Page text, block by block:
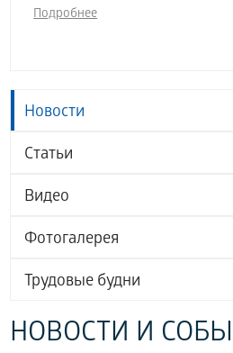
Новости
Статьи
Видео
Фотогалерея
Трудовые будни
НОВОСТИ И
Подробнее